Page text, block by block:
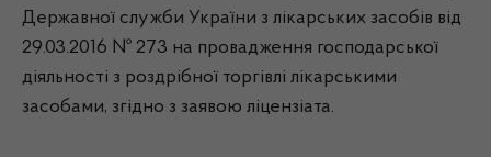
Державної служби України з лікарських засобів від
29.03.2016 № 273 на провадження господарської
діяльності з роздрібної торгівлі лікарськими
засобами, згідно з заявою ліцензіата.